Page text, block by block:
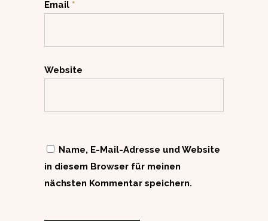
Email *
Website
Name, E-Mail-Adresse und Website
in diesem Browser für meinen
nächsten Kommentar speichern.